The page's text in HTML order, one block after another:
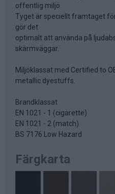
offentlig miljö.
Tyget är speciellt framtaget
gör det
optimalt att använda på
skärmväggar.
Miljöklassat med Certified to
metallic dyestuffs.
Brandklassat
EN 1021 - 1 (cigarette)
EN 1021 - 2 (match)
BS 7176 Low Hazard
Färgkarta